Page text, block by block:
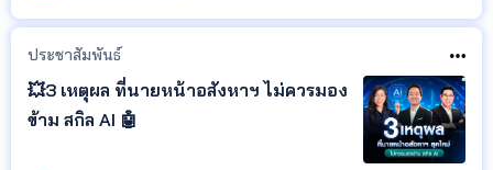
ประชาสัมพันธ์
💥3 เหตุผล ที่นายหน้าอสังหาฯ ไม่ควรมอง
ข้าม สกิล AI 🤖